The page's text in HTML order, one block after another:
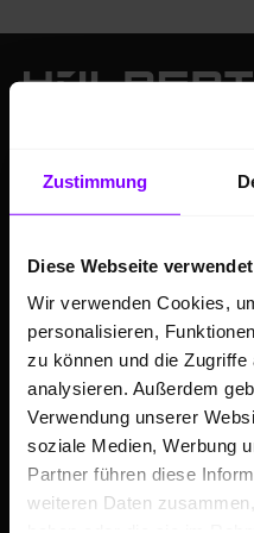
Zustimmung
Diese Webseite
Wir verwenden Cookies,
personalisieren,
zu können und die
analysieren. Außerdem
Verwendung unserer
soziale Medien, Werbung
Partner führen diese
weiteren Daten
ANGEBOTE
Hülpert
Klimaanlagen-
Auto Leasing
Volkswagen Angebote
Audi Angebote